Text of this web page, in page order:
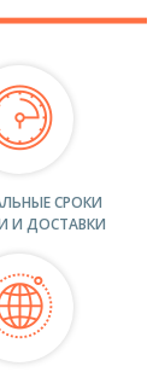
СРОКИ
И ДОСТАВКИ